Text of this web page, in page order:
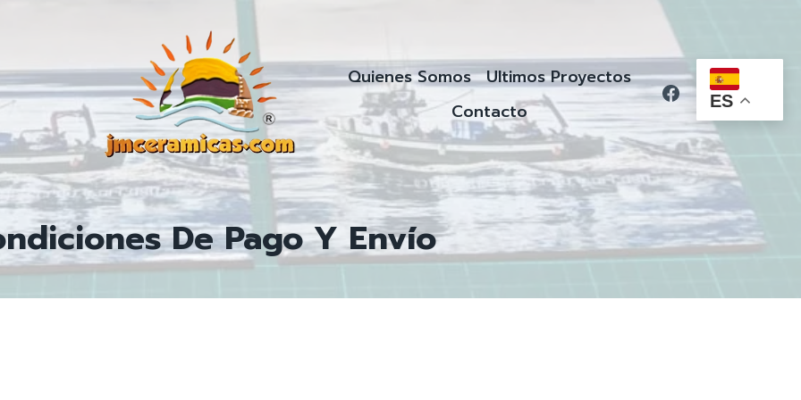
Quienes Somos Ultimos Proyectos
Contacto
ES
De Pago Y Envío